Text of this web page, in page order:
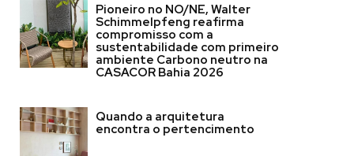
Pioneiro no NO/NE, Walter
Schimmelpfeng reafirma
compromisso com a
sustentabilidade com primeiro
ambiente Carbono neutro na
CASACOR Bahia 2026
Quando a arquitetura
encontra o pertencimento